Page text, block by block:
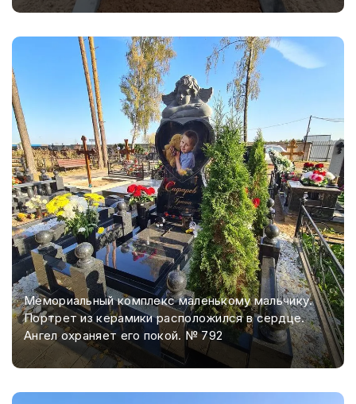
Мемориальный комплекс маленькому мальчику.
Портрет из керамики расположился в сердце.
Ангел охраняет его покой. № 792